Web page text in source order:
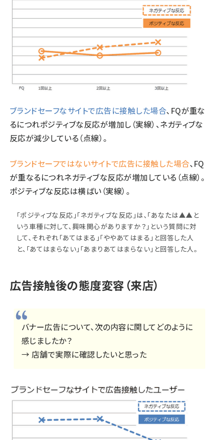
ブランドセーフなサイトで広告に接触した場合、FQが重な
るにつれポジティブな反応が増加し（実線）、ネガティブな
反応が減少している（点線）。
ブランドセーフではないサイトで広告に接触した場合、FQ
が重なるにつれネガティブな反応が増加している（点線）。
ポジティブな反応は横ばい（実線）。
「ポジティブな反応」「ネガティブな反応」は、「あなたは▲▲と
いう車種に対して、興味関心がありますか？」という質問に対
して、それぞれ「あてはまる」「ややあてはまる」と回答した人
と、「あてはまらない」「あまりあてはまらない」と回答した人。
広告接触後の態度変容（来店）
バナー広告について、次の内容に関してどのように
感じましたか？
→ 店舗で実際に確認したいと思った